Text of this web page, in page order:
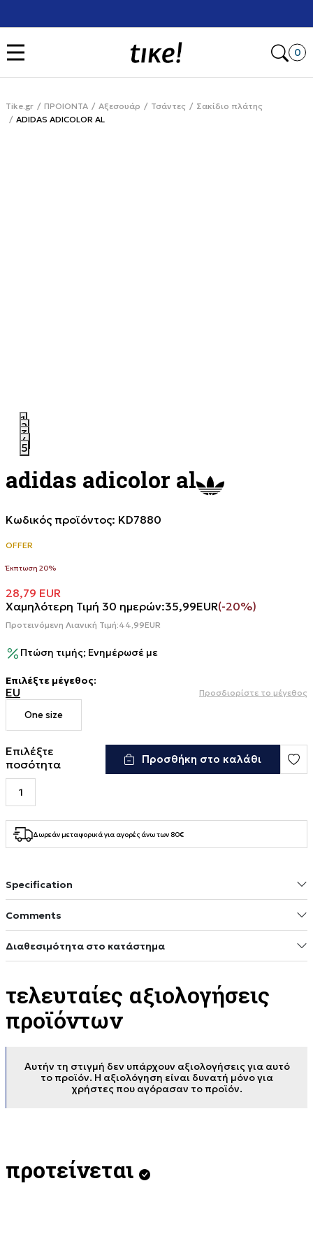
0
Tike.gr ΠΡΟΙΟΝΤΑ Αξεσουάρ Τσάντες
Σακίδιο πλάτης
ADIDAS ADICOLOR AL
1
2
3
4
5
adidas adicolor al
Κωδικός προϊόντος: KD7880
OFFER
Έκπτωση 20%
28,79 EUR
Χαμηλότερη Τιμή 30 ημερών:35,99EUR(-20%)
Προτεινόμενη Λιανική Τιμή:44,99EUR
Πτώση τιμής; Ενημέρωσέ με
Επιλέξτε μέγεθος:
EU Προσδιορίστε το μέγεθος
One size
Επιλέξτε
ποσότητα
Προσθήκη στο καλάθι
Δωρεάν μεταφορικά για αγορές άνω των 80€
Specification
Comments
Διαθεσιμότητα στο κατάστημα
τελευταίες αξιολογήσεις
προϊόντων
Αυτήν τη στιγμή δεν υπάρχουν αξιολογήσεις για αυτό
το προϊόν. Η αξιολόγηση είναι δυνατή μόνο για
χρήστες που αγόρασαν το προϊόν.
προτείνεται